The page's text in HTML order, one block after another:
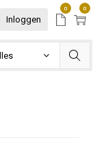
Inloggen
0 0